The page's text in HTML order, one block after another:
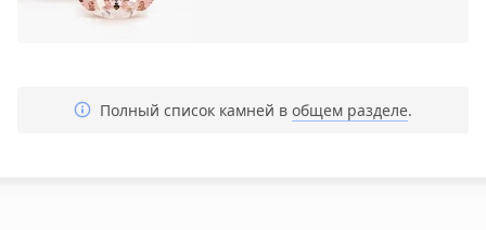
Полный список камней в общем разделе.